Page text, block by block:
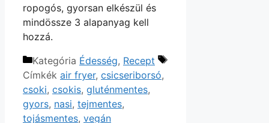
ropogós, gyorsan elkészül és
mindössze 3 alapanyag kell
hozzá.
Kategória Édesség, Recept
Címkék air fryer, csicseriborsó,
csoki, csokis, gluténmentes,
gyors, nasi, tejmentes,
tojásmentes, vegán